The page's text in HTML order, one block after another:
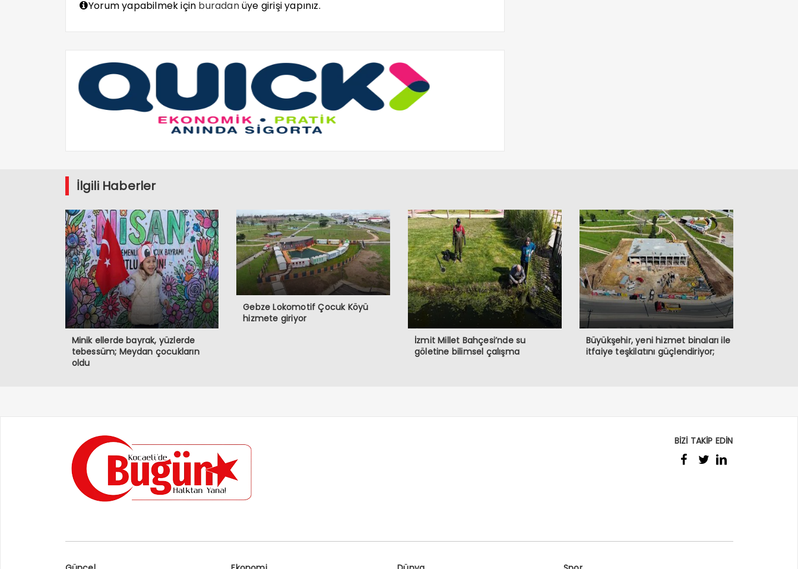
Yorum yapabilmek için buradanüye girişi yapınız.
İlgili Haberler
Minik ellerde bayrak, yüzlerde
tebessüm; Meydan çocukların
oldu
Gebze Lokomotif Çocuk Köyü
hizmete giriyor
İzmit Millet Bahçesi’nde su
göletine bilimsel çalışma
Büyükşehir, yeni hizmet binaları ile
itfaiye teşkilatını güçlendiriyor;
BİZİ TAKİP EDİN